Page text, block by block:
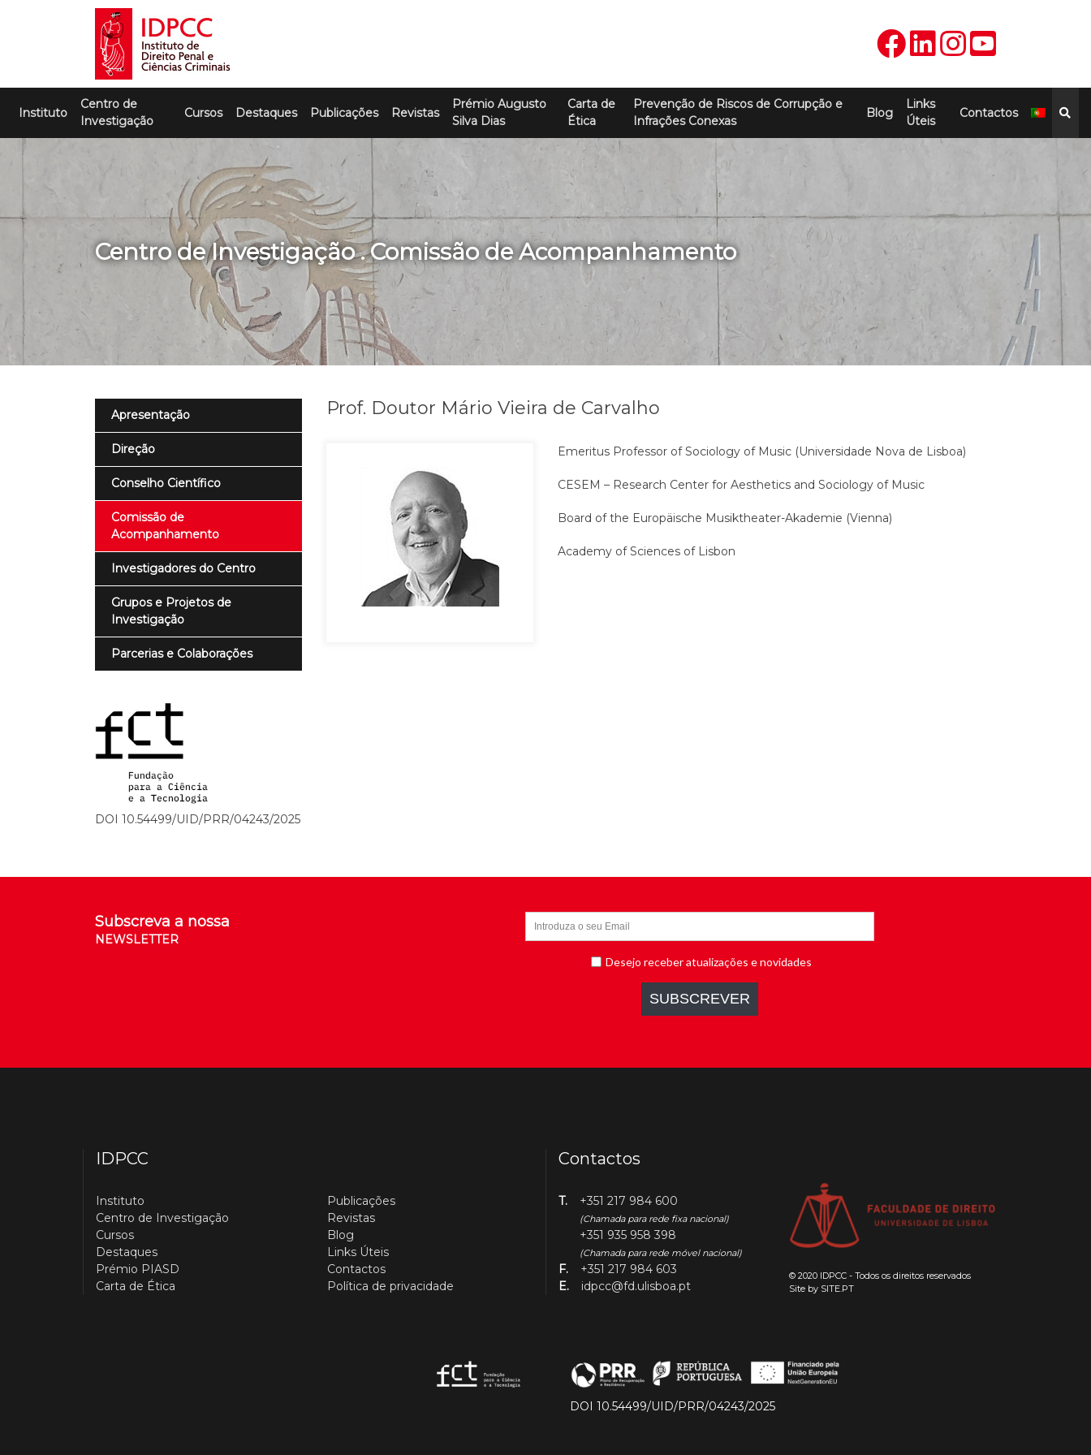
IDPCC
Instituto de Direito Penal e Ciências
Criminais
Instituto
Centro de
Investigação
Cursos Destaques Publicações Revistas
Prémio Augusto
Silva Dias
Carta de
Ética
Prevenção de Riscos de Corrupção e
Infrações Conexas
Blog
Links
Úteis
Contactos
Centro de Investigação . Comissão de Acompanhamento
Apresentação
Direção
Conselho Científico
Comissão de
Acompanhamento
Investigadores do Centro
Grupos e Projetos de
Investigação
Parcerias e Colaborações
DOI 10.54499/UID/PRR/04243/2025
Prof. Doutor Mário Vieira de Carvalho
Emeritus Professor of Sociology of Music (Universidade Nova de Lisboa)
CESEM – Research Center for Aesthetics and Sociology of Music
Board of the Europäische Musiktheater-Akademie (Vienna)
Academy of Sciences of Lisbon
Subscreva a nossa
NEWSLETTER
IDPCC
Instituto
Centro de Investigação
Cursos
Destaques
Prémio PIASD
Carta de Ética
Publicações
Revistas
Blog
Links Úteis
Contactos
Política de privacidade
Contactos
T. +351 217 984 600
(Chamada para rede fixa nacional)
+351 935 958 398
(Chamada para rede móvel nacional)
F.
+351 217 984 603
E.
idpcc@fd.ulisboa.pt
© 2020 IDPCC - Todos os direitos reservados
Site by SITE.PT
DOI 10.54499/UID/PRR/04243/2025